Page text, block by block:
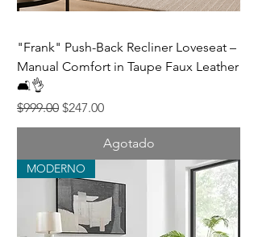
"Frank" Push-Back Recliner Loveseat –
Manual Comfort in Taupe Faux Leather
🛋️👌
Precio
$999.00 Precio de oferta
$247.00
Agotado
MODERNO